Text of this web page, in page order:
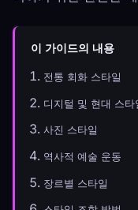
이 가이드의 내용
전통 회화 스타일
디지털 및 현대 스타
사진 스타일
역사적 예술 운동
장르별 스타일